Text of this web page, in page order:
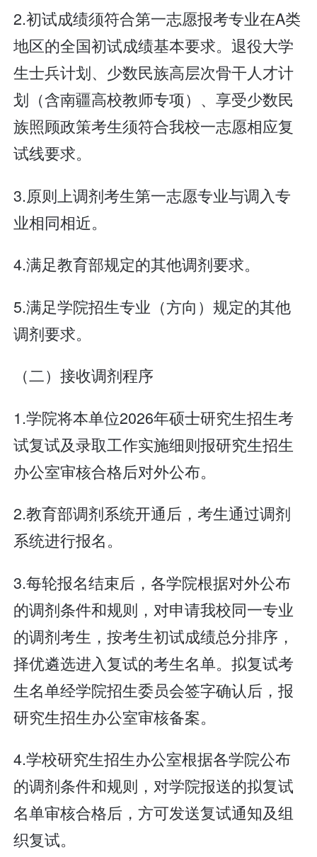
2.初试成绩须符合第一志愿报考专业在A类
地区的全国初试成绩基本要求。退役大学
生士兵计划、少数民族高层次骨干人才计
划（含南疆高校教师专项）、享受少数民
族照顾政策考生须符合我校一志愿相应复
试线要求。
3.原则上调剂考生第一志愿专业与调入专
业相同相近。
4.满足教育部规定的其他调剂要求。
5.满足学院招生专业（方向）规定的其他
调剂要求。
（二）接收调剂程序
1.学院将本单位2026年硕士研究生招生考
试复试及录取工作实施细则报研究生招生
办公室审核合格后对外公布。
2.教育部调剂系统开通后，考生通过调剂
系统进行报名。
3.每轮报名结束后，各学院根据对外公布
的调剂条件和规则，对申请我校同一专业
的调剂考生，按考生初试成绩总分排序，
择优遴选进入复试的考生名单。拟复试考
生名单经学院招生委员会签字确认后，报
研究生招生办公室审核备案。
4.学校研究生招生办公室根据各学院公布
的调剂条件和规则，对学院报送的拟复试
名单审核合格后，方可发送复试通知及组
织复试。